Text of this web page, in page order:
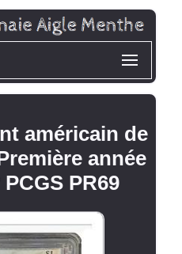
américain de
année
PR69